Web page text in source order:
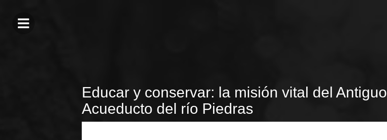
Educar y conservar: la misión vital del Antiguo
Acueducto del río Piedras